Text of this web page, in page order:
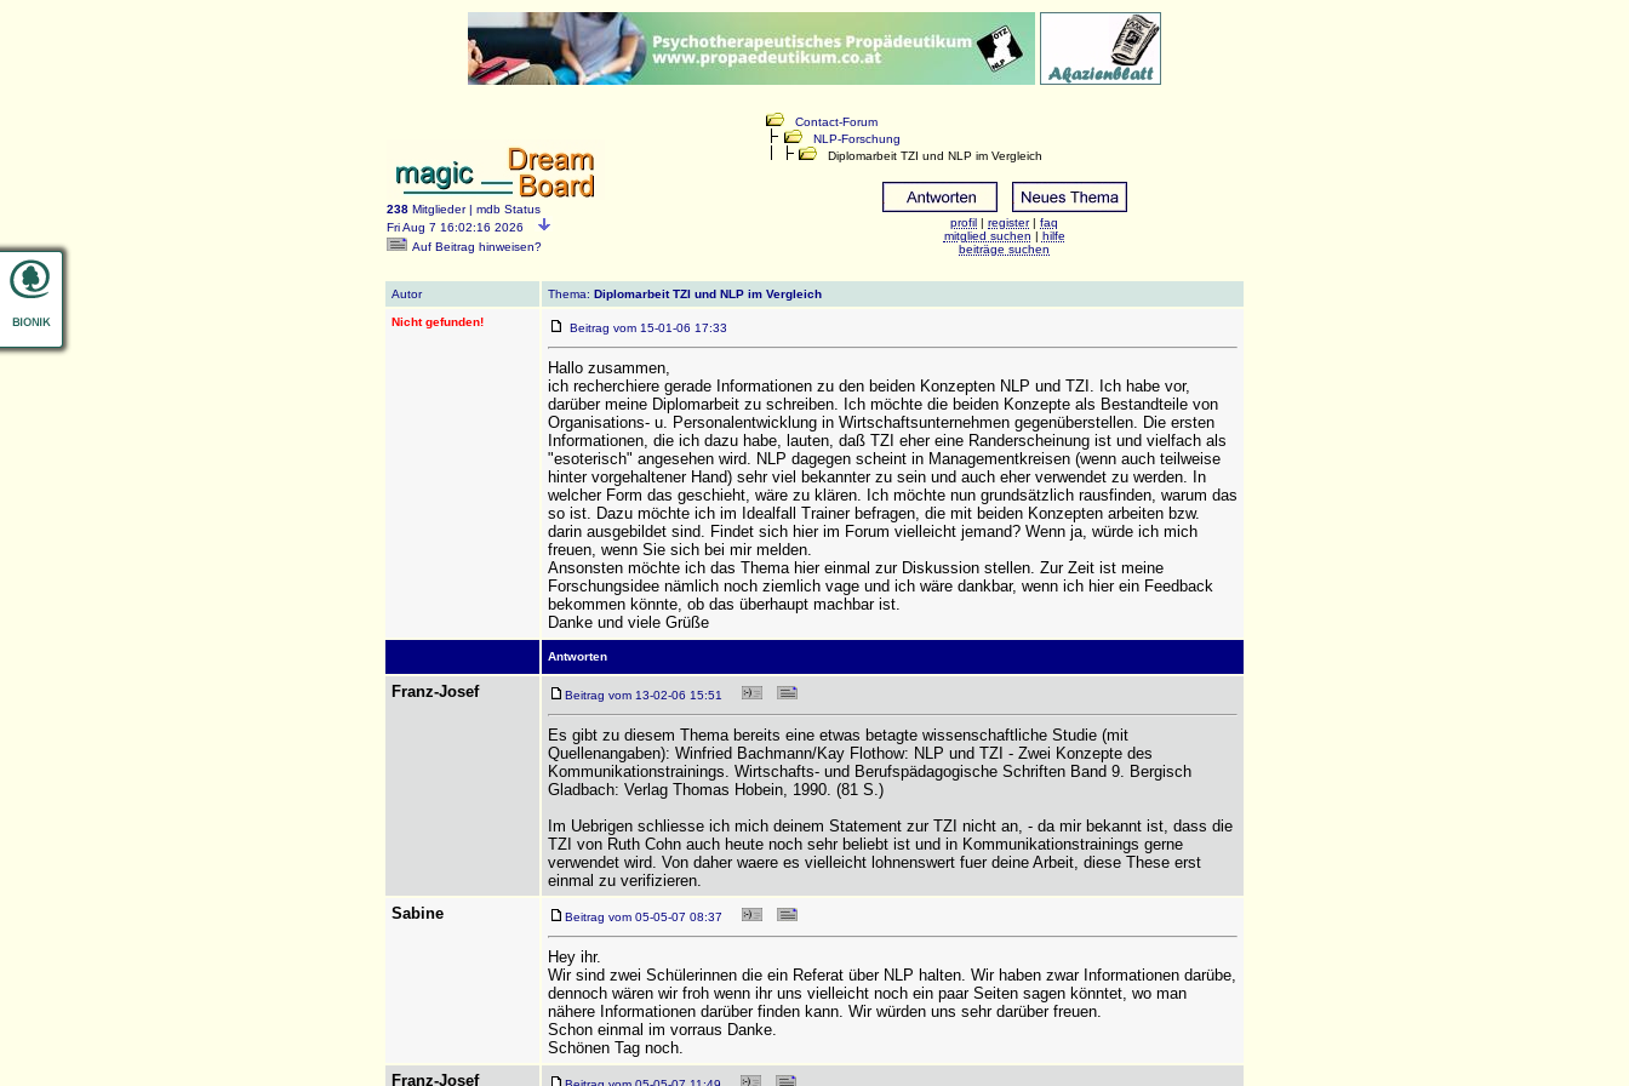
238 Mitglieder | mdb Status
Fri Aug 7 16:02:16 2026
Auf Beitrag hinweisen?
Contact-Forum
NLP-Forschung
Diplomarbeit TZI und NLP im Vergleich
profil | register| faq
mitglied suchen | hilfe
beiträge suchen
Autor Thema: Diplomarbeit TZI und NLP im Vergleich
Nicht gefunden! Beitrag vom 15-01-06 17:33
Hallo zusammen,
ich recherchiere gerade Informationen zu den beiden Konzepten NLP und TZI. Ich habe vor,
darüber meine Diplomarbeit zu schreiben. Ich möchte die beiden Konzepte als Bestandteile von
Organisations- u. Personalentwicklung in Wirtschaftsunternehmen gegenüberstellen. Die ersten
Informationen, die ich dazu habe, lauten, daß TZI eher eine Randerscheinung ist und vielfach als
"esoterisch" angesehen wird. NLP dagegen scheint in Managementkreisen (wenn auch teilweise
hinter vorgehaltener Hand) sehr viel bekannter zu sein und auch eher verwendet zu werden. In
welcher Form das geschieht, wäre zu klären. Ich möchte nun grundsätzlich rausfinden, warum das
so ist. Dazu möchte ich im Idealfall Trainer befragen, die mit beiden Konzepten arbeiten bzw.
darin ausgebildet sind. Findet sich hier im Forum vielleicht jemand? Wenn ja, würde ich mich
freuen, wenn Sie sich bei mir melden.
Ansonsten möchte ich das Thema hier einmal zur Diskussion stellen. Zur Zeit ist meine
Forschungsidee nämlich noch ziemlich vage und ich wäre dankbar, wenn ich hier ein Feedback
bekommen könnte, ob das überhaupt machbar ist.
Danke und viele Grüße
Antworten
Franz-Josef Beitrag vom 13-02-06 15:51
Es gibt zu diesem Thema bereits eine etwas betagte wissenschaftliche Studie (mit
Quellenangaben): Winfried Bachmann/Kay Flothow: NLP und TZI - Zwei Konzepte des
Kommunikationstrainings. Wirtschafts- und Berufspädagogische Schriften Band 9. Bergisch
Gladbach: Verlag Thomas Hobein, 1990. (81 S.)
Im Uebrigen schliesse ich mich deinem Statement zur TZI nicht an, - da mir bekannt ist, dass die
TZI von Ruth Cohn auch heute noch sehr beliebt ist und in Kommunikationstrainings gerne
verwendet wird. Von daher waere es vielleicht lohnenswert fuer deine Arbeit, diese These erst
einmal zu verifizieren.
Sabine
Beitrag vom 05-05-07 08:37
Hey ihr.
Wir sind zwei Schülerinnen die ein Referat über NLP halten. Wir haben zwar Informationen darübe,
dennoch wären wir froh wenn ihr uns vielleicht noch ein paar Seiten sagen könntet, wo man
nähere Informationen darüber finden kann. Wir würden uns sehr darüber freuen.
Schon einmal im vorraus Danke.
Schönen Tag noch.
Franz-Josef